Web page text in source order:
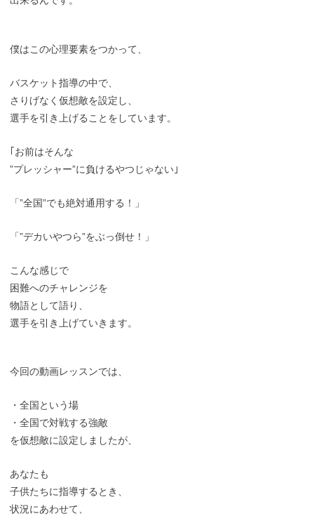
僕はこの心理要素をつかって、
バスケット指導の中で、
さりげなく仮想敵を設定し、
選手を引き上げることをしています。
｢お前はそんな
”プレッシャー”に負けるやつじゃない｣
「”全国”でも絶対通用する！」
「”デカいやつら”をぶっ倒せ！」
こんな感じで
困難へのチャレンジを
物語として語り、
選手を引き上げていきます。
今回の動画レッスンでは、
・全国という場
・全国で対戦する強敵
を仮想敵に設定しましたが、
あなたも
子供たちに指導するとき、
状況にあわせて、